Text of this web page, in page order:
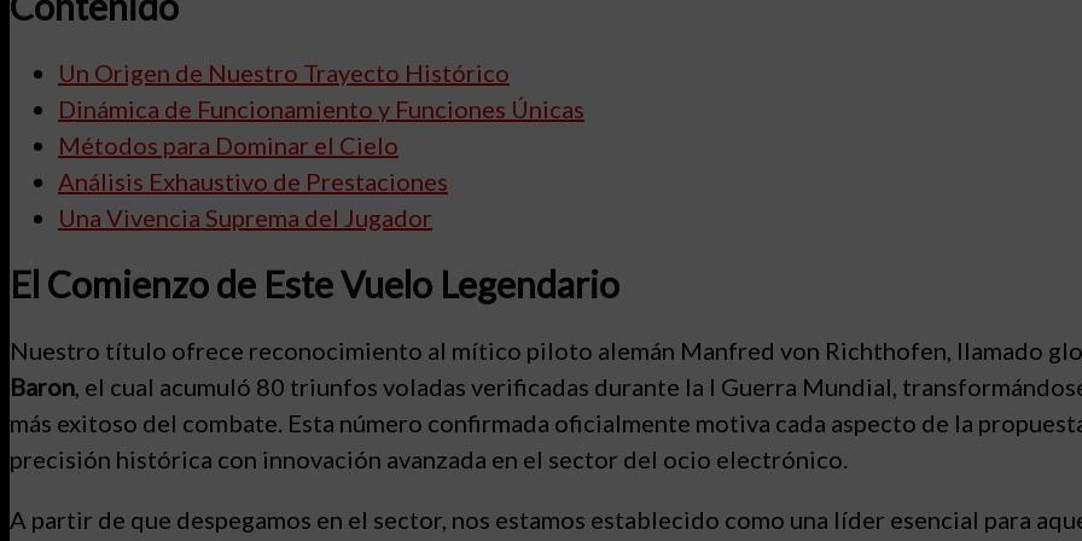
Un Origen de Nuestro Trayecto Histórico
Dinámica de Funcionamiento y Funciones Únicas
Métodos para Dominar el Cielo
Análisis Exhaustivo de Prestaciones
Una Vivencia Suprema del Jugador
El Comienzo de Este Vuelo Legendario
Nuestro título ofrece reconocimiento al mítico piloto alemán Manfred von Richthofen, llamado
Baron , el cual acumuló 80 triunfos voladas verificadas durante la I Guerra Mundial,
más exitoso del combate. Esta número confirmada oficialmente motiva cada aspecto de la
precisión histórica con innovación avanzada en el sector del ocio electrónico.
A partir de que despegamos en el sector, nos estamos establecido como una líder esencial para